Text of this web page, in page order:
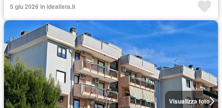
5 giu 2026 in idealista.it
Visualizza foto